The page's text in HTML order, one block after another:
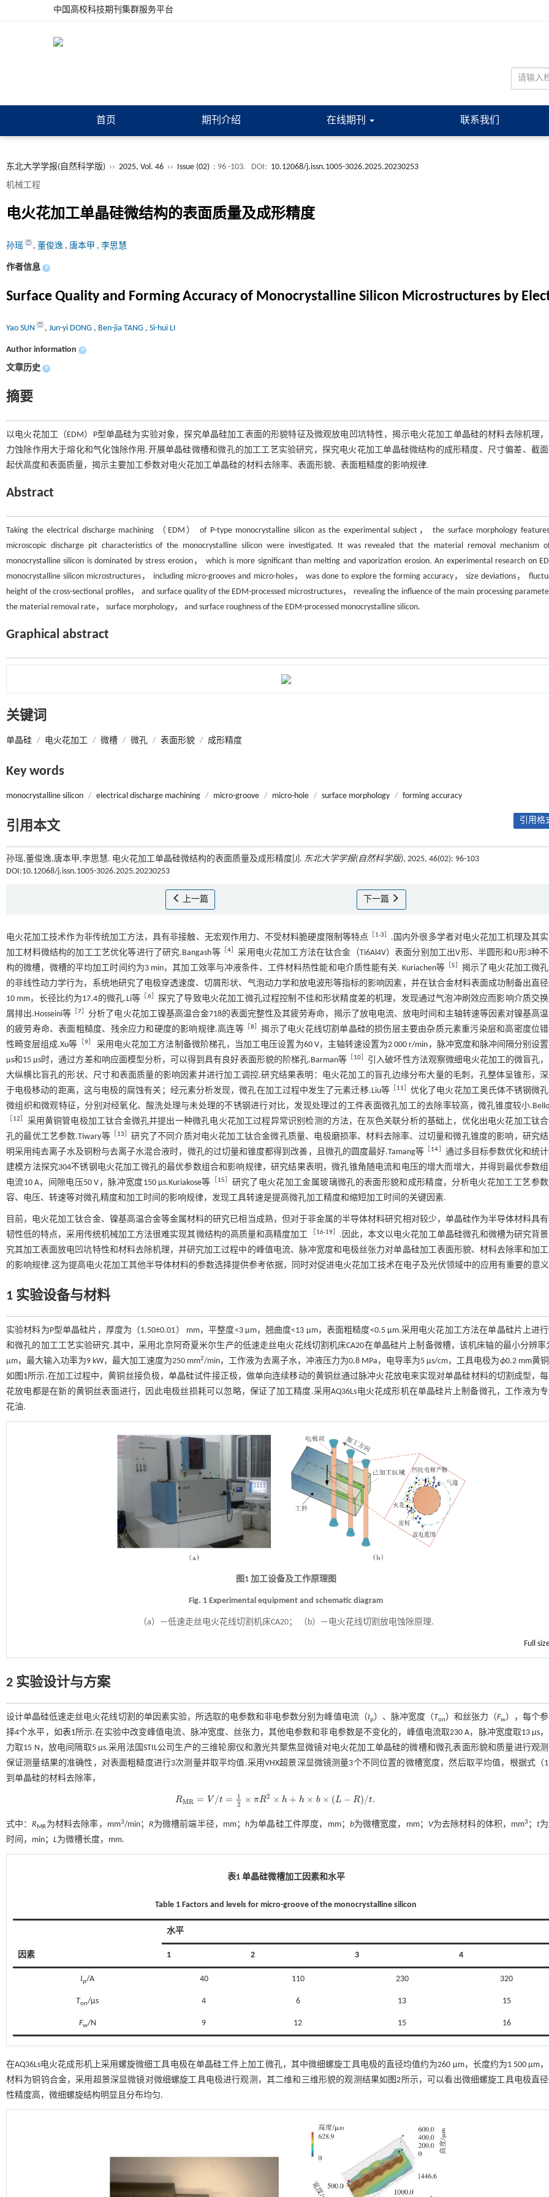
中国高校科技期刊集群服务平台
首页 期刊介绍 在线期刊 联系我们
东北大学学报(自然科学版) ›› 2025, Vol. 46 ›› Issue (02) : 96 -103. DOI: 10.12068/j.issn.1005-3026.2025.20230253
机械工程
电火花加工单晶硅微结构的表面质量及成形精度
孙瑶 , 董俊逸 , 唐本甲 , 李思慧
作者信息 +
Surface Quality and Forming Accuracy of Monocrystalline Silicon Microstructures by
Yao SUN , Jun-yi DONG , Ben-jia TANG , Si-hui LI
Author information +
文章历史 +
摘要
以电火花加工（EDM）P型单晶硅为实验对象，探究单晶硅加工表面的形貌特征及微观放电凹坑特性，揭示电火花加工单晶硅的材料去除机理
力蚀除作用大于熔化和气化蚀除作用.开展单晶硅微槽和微孔的加工工艺实验研究，探究电火花加工单晶硅微结构的成形精度、尺寸偏差、截
起伏高度和表面质量，揭示主要加工参数对电火花加工单晶硅的材料去除率、表面形貌、表面粗糙度的影响规律.
Abstract
Taking the electrical discharge machining （EDM） of P-type monocrystalline silicon as the experimental subject， the surface morphology
microscopic discharge pit characteristics of the monocrystalline silicon were investigated. It was revealed that the material removal mechanism
monocrystalline silicon is dominated by stress erosion， which is more significant than melting and vaporization erosion. An experimental research on
monocrystalline silicon microstructures， including micro-grooves and micro-holes， was done to explore the forming accuracy， size deviations，
height of the cross-sectional profiles， and surface quality of the EDM-processed microstructures， revealing the influence of the main processing
the material removal rate， surface morphology， and surface roughness of the EDM-processed monocrystalline silicon.
Graphical abstract
关键词
单晶硅 / 电火花加工 / 微槽 / 微孔 / 表面形貌 / 成形精度
Key words
monocrystalline silicon / electrical discharge machining / micro-groove / micro-hole / surface morphology / forming accuracy
引用本文 引用格
孙瑶,董俊逸,唐本甲,李思慧. 电火花加工单晶硅微结构的表面质量及成形精度[J]. 东北大学学报(自然科学版), 2025, 46(02): 96-103
DOI:10.12068/j.issn.1005-3026.2025.20230253
上一篇 下一篇
电火花加工技术作为非传统加工方法，具有非接触、无宏观作用力、不受材料脆硬度限制等特点 1-3
.国内外很多学者对电火花加工机理及其
加工材料微结构的加工工艺优化等进行了研究.Bangash等［ 4
采用电火花加工方法在钛合金（Ti6Al4V）表面分别加工出V形、半圆形和U形3种
构的微槽，微槽的平均加工时间约为3 min，其加工效率与冲液条件、工件材料热性能和电介质性能有关. Kuriachen等［ 5 ］揭示了电火花加工微
的非线性动力学行为，系统地研究了电极穿透速度、切屑形状、气泡动力学和放电波形等指标的影响因素，并在钛合金材料表面成功制备出直
10 mm，长径比约为17.4的微孔.Li等
6］ 探究了导致电火花加工微孔过程控制不佳和形状精度差的机理，发现通过气泡冲刷效应而影响介质交
屑排出.Hosseini等 ［7 ］分析了电火花加工镍基高温合金718的表面完整性及其疲劳寿命，揭示了放电电流、放电时间和主轴转速等因素对镍基高
的疲劳寿命、表面粗糙度、残余应力和硬度的影响规律.高连等［8 ］揭示了电火花线切割单晶硅的损伤层主要由杂质元素重污染层和高密度位
性畸变层组成.Xu等
9］
采用电火花加工方法制备微阶梯孔，当加工电压设置为60 V，主轴转速设置为2 000 r/min，脉冲宽度和脉冲间隔分别设
μs和15 μs时，通过方差和响应面模型分析，可以得到具有良好表面形貌的阶梯孔.Barman等
10
引入破坏性方法观察微细电火花加工的微盲孔
大纵横比盲孔的形状、尺寸和表面质量的影响因素并进行加工调控.研究结果表明：电火花加工的盲孔边缘分布大量的毛刺，孔整体呈锥形，
于电极移动的距离，这与电极的腐蚀有关；经元素分析发现，微孔在加工过程中发生了元素迁移.Liu等［ 11 ］优化了电火花加工奥氏体不锈钢微
微组织和微观特征，分别对经氧化、酸洗处理与未处理的不锈钢进行对比，发现处理过的工件表面微孔加工的去除率较高，微孔锥度较小
12
采用黄铜管电极加工钛合金微孔并提出一种微孔电火花加工过程异常识别检测的方法，在灰色关联分析的基础上，优化出电火花加工钛
孔的最优工艺参数.Tiwary等［ 13 ］研究了不同介质对电火花加工钛合金微孔质量、电极磨损率、材料去除率、过切量和微孔锥度的影响，研究
明采用纯去离子水及铜粉与去离子水混合液时，微孔的过切量和锥度都得到改善，且微孔的圆度最好.Tamang等
14
通过多目标参数优化和统
建模方法探究304不锈钢电火花加工微孔的最优参数组合和影响规律，研究结果表明，微孔锥角随电流和电压的增大而增大，并得到最优参数
电流10 A，间隙电压50 V，脉冲宽度150 µs.Kuriakose等
15
研究了电火花加工金属玻璃微孔的表面形貌和成形精度，分析电火花加工工艺参
容、电压、转速等对微孔精度和加工时间的影响规律，发现工具转速是提高微孔加工精度和缩短加工时间的关键因素.
目前，电火花加工钛合金、镍基高温合金等金属材料的研究已相当成熟，但对于非金属的半导体材料研究相对较少，单晶硅作为半导体材料具
韧性低的特点，采用传统机械加工方法很难实现其微结构的高质量和高精度加工
16-19］
.因此，本文以电火花加工单晶硅微孔和微槽为研究背
究其加工表面放电凹坑特性和材料去除机理，并研究加工过程中的峰值电流、脉冲宽度和电极丝张力对单晶硅加工表面形貌、材料去除率和加
的影响规律.这为提高电火花加工其他半导体材料的参数选择提供参考依据，同时对促进电火花加工技术在电子及光伏领域中的应用有重要的意
1 实验设备与材料
实验材料为P型单晶硅片，厚度为（1.50±0.01） mm，平整度<3 μm，翘曲度<13 μm，表面粗糙度<0.5 μm.采用电火花加工方法在单晶硅片上进
和微孔的加工工艺实验研究.其中，采用北京阿奇夏米尔生产的低速走丝电火花线切割机床CA20在单晶硅片上制备微槽，该机床轴的最小分辨率
μm，最大输入功率为9 kW，最大加工速度为250 mm2/min，工作液为去离子水，冲液压力为0.8 MPa，电导率为5 μs/cm，工具电极为ϕ0.2 mm黄铜
如 图1所示.在加工过程中，黄铜丝接负极，单晶硅试件接正极，做单向连续移动的黄铜丝通过脉冲火花放电来实现对单晶硅材料的切割成型，
花放电都是在新的黄铜丝表面进行，因此电极丝损耗可以忽略，保证了加工精度.采用AQ36Ls电火花成形机在单晶硅片上制备微孔，工作液为
花油.
图1 加工设备及工作原理图
Fig. 1 Experimental equipment and schematic diagram
（a）—低速走丝电火花线切割机床CA20； （b）—电火花线切割放电蚀除原理.
Full
2 实验设计与方案
设计单晶硅低速走丝电火花线切割的单因素实验，所选取的电参数和非电参数分别为峰值电流（Ip）、脉冲宽度（Ton）和丝张力（Fw），每个
择4个水平，如表1所示.在实验中改变峰值电流、脉冲宽度、丝张力，其他电参数和非电参数是不变化的，峰值电流取230 A，脉冲宽度取13 μs
力取15 N，放电间隔取5 μs.采用法国STIL公司生产的三维轮廓仪和激光共聚焦显微镜对电火花加工单晶硅的微槽和微孔表面形貌和质量进行观
保证测量结果的准确性，对表面粗糙度进行3次测量并取平均值.采用VHX超景深显微镜测量3个不同位置的微槽宽度，然后取平均值，根据式（1
到单晶硅的材料去除率，
RMR = V /t =
1
2
× πR2 × h + h × b × (L − R)/t
RMR= V/ =12× πR 2× h+ h×b×( L-R)/ t .
式中：RMR为材料去除率，mm3/min； R为微槽前端半径，mm；h为单晶硅工件厚度，mm； b为微槽宽度，mm； V为去除材料的体积，mm3 ；t
时间，min； L为微槽长度，mm.
表1 单晶硅微槽加工因素和水平
Table 1 Factors and levels for micro-groove of the monocrystalline silicon
因素
水平
1 2 3 4
Ip/A 40 110 230 320
Ton/μs 4 6 13 15
Fw/N 9 12 15 16
在AQ36Ls电火花成形机上采用螺旋微细工具电极在单晶硅工件上加工微孔，其中微细螺旋工具电极的直径均值约为260 μm，长度约为1 500 μm
材料为铜钨合金，采用超景深显微镜对微细螺旋工具电极进行观测，其二维和三维形貌的观测结果如 图2所示，可以看出微细螺旋工具电极直
性精度高，微细螺旋结构明显且分布均匀.